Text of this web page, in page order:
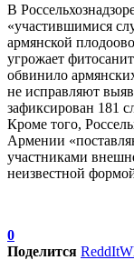
В
«участившимися
армянской
угрожает
обвинило
не исправляют
зафиксирован 181
Кроме того,
Армении
участниками
неизвестной
0
Поделится ReddIt